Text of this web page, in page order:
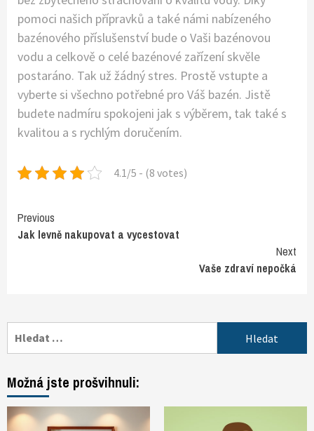
pomoci našich přípravků a také námi nabízeného
bazénového příslušenství bude o Vaši bazénovou
vodu a celkově o celé bazénové zařízení skvěle
postaráno. Tak už žádný stres. Prostě vstupte a
vyberte si všechno potřebné pro Váš bazén. Jistě
budete nadmíru spokojeni jak s výběrem, tak také s
kvalitou a s rychlým doručením.
4.1/5 - (8 votes)
Continue
Reading
Previous
Jak levně nakupovat a vycestovat
Next
Vaše zdraví nepočká
Možná jste prošvihnuli: